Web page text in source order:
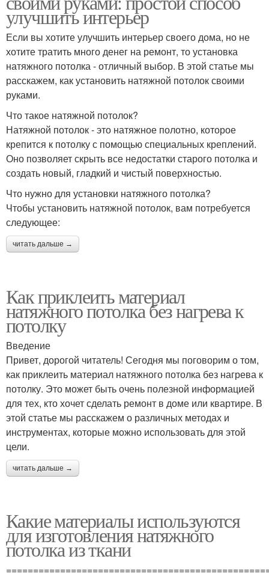
улучшить интерьер
Если вы хотите улучшить интерьер своего дома, но не
хотите тратить много денег на ремонт, то установка
натяжного потолка - отличный выбор. В этой статье мы
расскажем, как установить натяжной потолок своими
руками.
Что такое натяжной потолок?
Натяжной потолок - это натяжное полотно, которое
крепится к потолку с помощью специальных креплений.
Оно позволяет скрыть все недостатки старого потолка и
создать новый, гладкий и чистый поверхностью.
Что нужно для установки натяжного потолка?
Чтобы установить натяжной потолок, вам потребуется
следующее:
читать дальше →
Как приклеить материал
натяжного потолка без нагрева к
потолку
Введение
Привет, дорогой читатель! Сегодня мы поговорим о том,
как приклеить материал натяжного потолка без нагрева к
потолку. Это может быть очень полезной информацией
для тех, кто хочет сделать ремонт в доме или квартире. В
этой статье мы расскажем о различных методах и
инструментах, которые можно использовать для этой
цели.
читать дальше →
Какие материалы используются
для изготовления натяжного
потолка из ткани